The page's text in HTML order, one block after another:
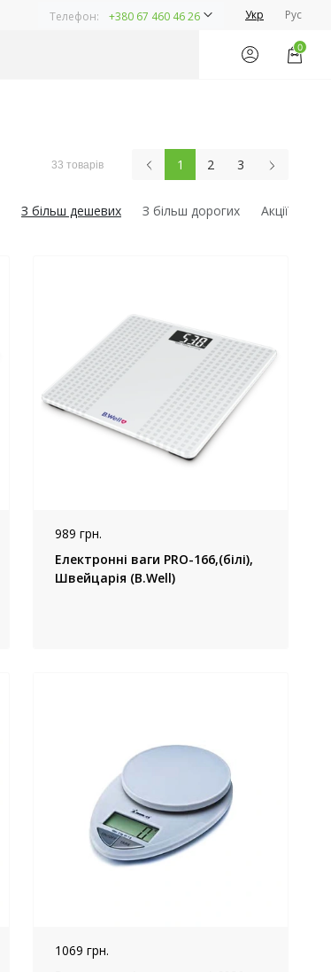
Телефон: +380 67 460 46 26 Укр Рус
0
33 товарів 1 2 3
З більш дешевих З більш дорогих Акції
989 грн.
Електронні ваги PRO-166,(білі),
Швейцарія (B.Well)
1069 грн.